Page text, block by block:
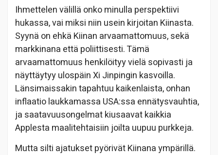
Ihmettelen välillä onko minulla perspektiivi
hukassa, vai miksi niin usein kirjoitan Kiinasta.
Syynä on ehkä Kiinan arvaamattomuus, sekä
markkinana että poliittisesti. Tämä
arvaamattomuus henkilöityy vielä sopivasti ja
näyttäytyy ulospäin Xi Jinpingin kasvoilla.
Länsimaissakin tapahtuu kaikenlaista, onhan
inflaatio laukkamassa USA:ssa ennätysvauhtia,
ja saatavuusongelmat kiusaavat kaikkia
Applesta maalitehtaisiin joilta uupuu purkkeja.
Mutta silti ajatukset pyörivät Kiinana ympärillä.